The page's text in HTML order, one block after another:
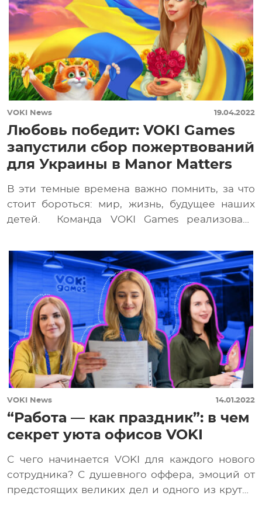
VOKI News 19.04.2022
Любовь победит: VOKI Games
запустили сбор пожертвований
для Украины в Manor Matters
В эти темные времена важно помнить, за что
стоит бороться: мир, жизнь, будущее наших
детей. Команда VOKI Games реализовала
VOKI News 14.01.2022
“Работа — как праздник”: в чем
секрет уюта офисов VOKI
С чего начинается VOKI для каждого нового
сотрудника? С душевного оффера, эмоций от
предстоящих великих дел и одного из крутых